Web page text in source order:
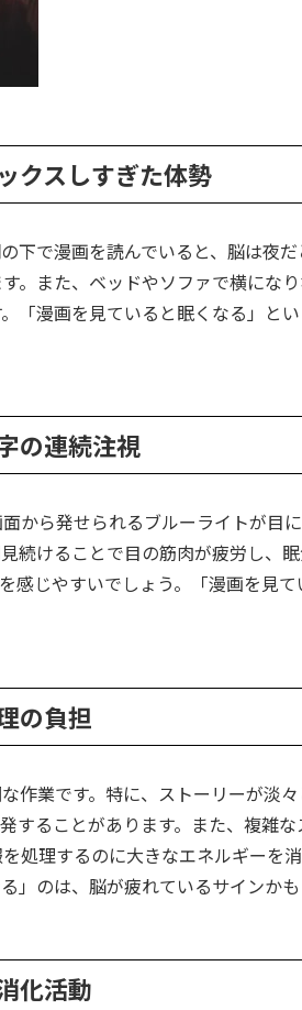
クスしすぎた体勢
下で漫画を読んでいると、脳は夜
。また、ベッドやソファで横になり
「漫画を見ていると眠くなる」と
の連続注視
から発せられるブルーライトが目
続けることで目の筋肉が疲労し、
感じやすいでしょう。「漫画を見
の負担
作業です。特に、ストーリーが淡
することがあります。また、複雑
処理するのに大きなエネルギーを
」のは、脳が疲れているサインかも
化活動